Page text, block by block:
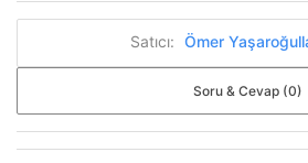
Satıcı: Ömer
Soru & Cevap (0)